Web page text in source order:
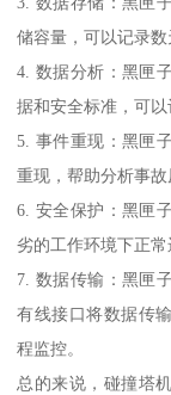
储容量，可以记录数
4. 数据分析：黑匣
据和安全标准，可以
5. 事件重现：黑匣
重现，帮助分析事故
6. 安全保护：黑匣
劣的工作环境下正常
7. 数据传输：黑匣
有线接口将数据传
程监控。
总的来说，碰撞塔